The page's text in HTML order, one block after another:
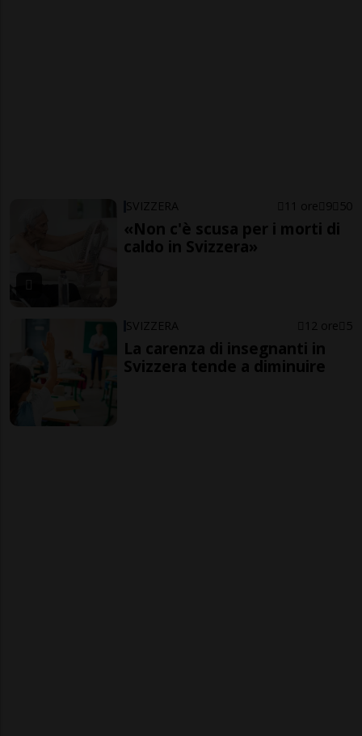
SVIZZERA 11 ore 9 50
«Non c'è scusa per i morti di
caldo in Svizzera»
SVIZZERA 12 ore 5
La carenza di insegnanti in
Svizzera tende a diminuire